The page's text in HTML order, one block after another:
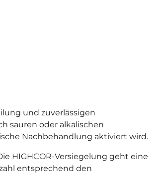
und zuverlässigen
sauren oder alkalischen
Nachbehandlung aktiviert wird.
HIGHCOR-Versiegelung geht eine
entsprechend den